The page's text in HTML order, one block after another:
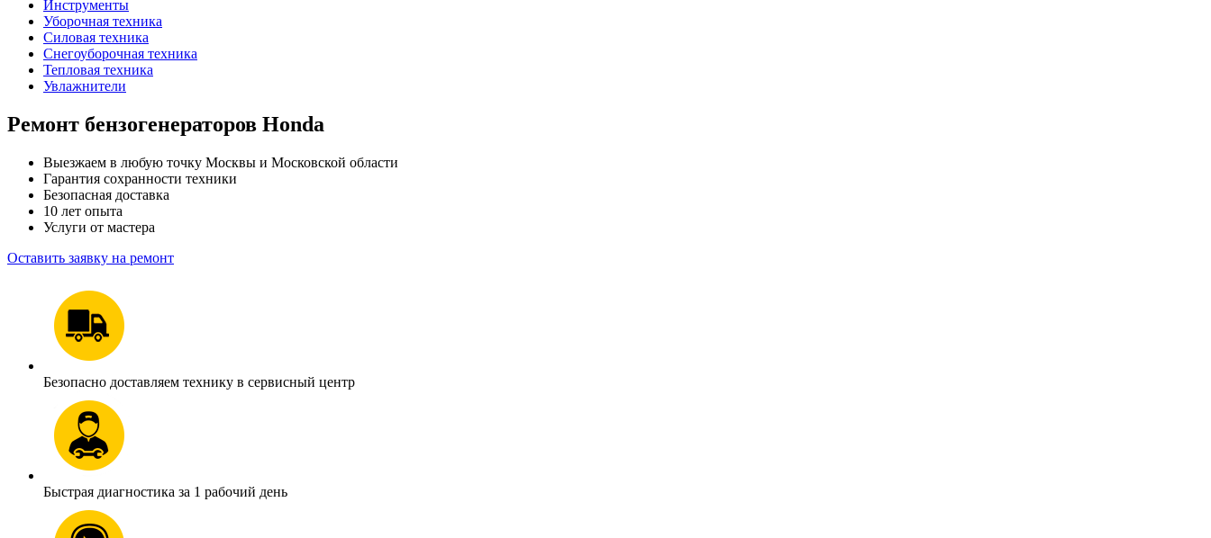
Инструменты
Уборочная техника
Силовая техника
Снегоуборочная техника
Тепловая техника
Увлажнители
Ремонт бензогенераторов Honda
Выезжаем в любую точку Москвы и Московской области
Гарантия сохранности техники
Безопасная доставка
10 лет опыта
Услуги от мастера
Оставить заявку на ремонт
Безопасно доставляем технику в сервисный центр
Быстрая диагностика за 1 рабочий день